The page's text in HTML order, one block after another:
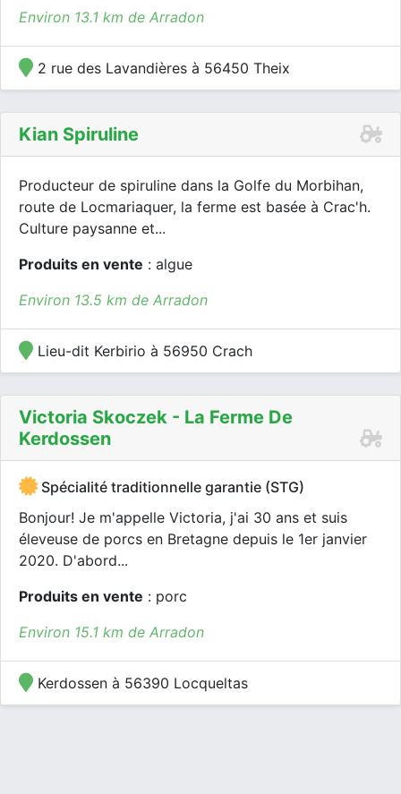
Environ 13.1 km de Arradon
2 rue des Lavandières à 56450 Theix
Kian Spiruline
Producteur de spiruline dans la Golfe du Morbihan,
route de Locmariaquer, la ferme est basée à Crac'h.
Culture paysanne et...
Produits en vente : algue
Environ 13.5 km de Arradon
Lieu-dit Kerbirio à 56950 Crach
Victoria Skoczek - La Ferme De
Kerdossen
Spécialité traditionnelle garantie (STG)
Bonjour! Je m'appelle Victoria, j'ai 30 ans et suis
éleveuse de porcs en Bretagne depuis le 1er janvier
2020. D'abord...
Produits en vente : porc
Environ 15.1 km de Arradon
Kerdossen à 56390 Locqueltas